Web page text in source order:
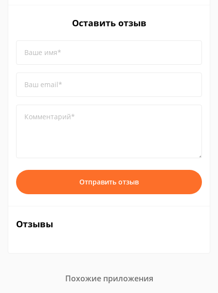
Оставить отзыв
Ваше имя*
Ваш email*
Комментарий*
Отправить отзыв
Отзывы
Похожие приложения